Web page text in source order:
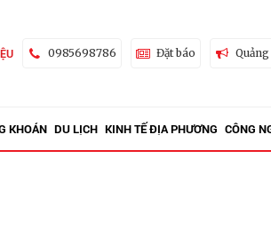
0985698786 Đặt báo
KHOÁN DU LỊCH KINH TẾ ĐỊA PHƯƠNG CÔNG